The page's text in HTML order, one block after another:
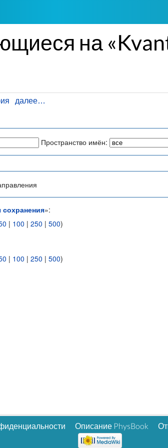
на
далее…
Пространство имён:
»:
| 100 | 250 | 500)
| 100 | 250 | 500)
Описание PhysBook